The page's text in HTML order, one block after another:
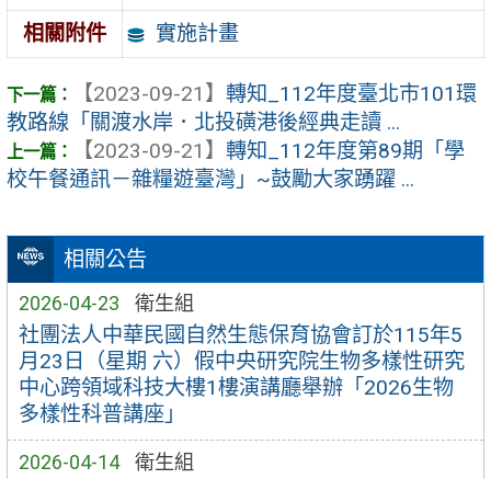
相關公告
2026-04-23 衛生組
社團法人中華民國自然生態保育協會訂於115年5
月23日（星期 六）假中央研究院生物多樣性研究
中心跨領域科技大樓1樓演講廳舉辦「2026生物
多樣性科普講座」
2026-04-14 衛生組
相關附件
實施計畫
【2023-09-21】 轉知_112年度臺北市101環
教路線「關渡水岸．北投磺港後經典走讀 ...
【2023-09-21】 轉知_112年度第89期「學
校午餐通訊－雜糧遊臺灣」~鼓勵大家踴躍 ...